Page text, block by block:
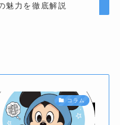
魅力を徹底解説
コラム